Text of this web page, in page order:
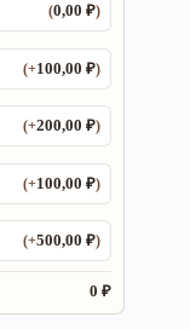
(0,00₽)
(+100,00₽)
(+200,00₽)
(+100,00₽)
(+500,00₽)
0 ₽